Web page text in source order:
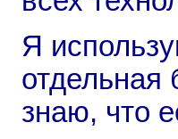
Я
отдельная
знаю, что